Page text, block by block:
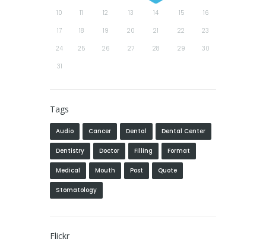
10 11 12 13 14 15 16
17 18 19 20 21 22 23
24 25 26 27 28 29 30
31
Tags
Audio Cancer Dental Dental Center
Dentistry Doctor Filling Format
Medical Mouth Post Quote
Stomatology
Flickr